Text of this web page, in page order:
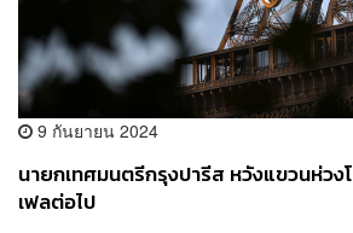
9 กันยายน 2024
นายกเทศมนตรีกรุงปารีส หวังแขวนห่วง
เฟลต่อไป